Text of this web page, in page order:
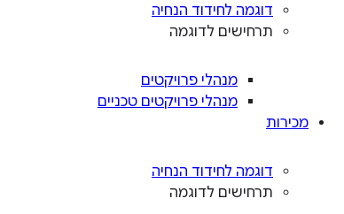
דוגמה לחידוד הנחיה
תרחישים לדוגמה
מנהלי פרויקטים
מנהלי פרויקטים טכניים
מכירות
דוגמה לחידוד הנחיה
תרחישים לדוגמה